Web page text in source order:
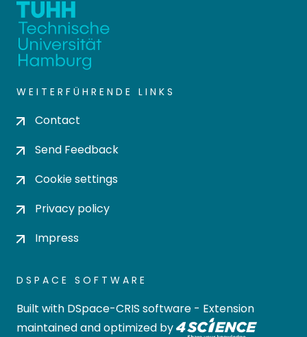
WEITERFÜHRENDE LINKS
Contact
Send Feedback
Cookie settings
Privacy policy
Impress
DSPACE SOFTWARE
Built with DSpace-CRIS software - Extension
maintained and optimized by